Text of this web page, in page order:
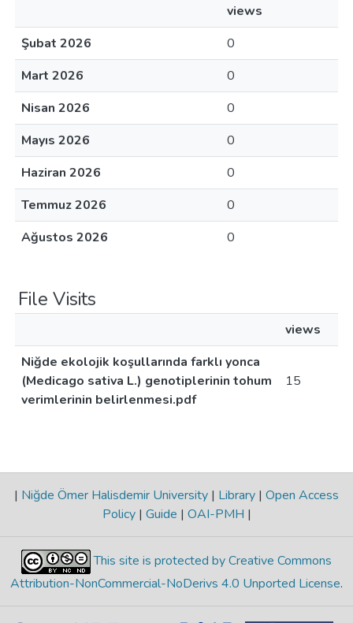
views
Şubat 2026
0
Mart 2026
0
Nisan 2026
0
Mayıs 2026
0
Haziran 2026
0
Temmuz 2026
0
Ağustos 2026
0
File Visits
views
Niğde ekolojik koşullarında farklı yonca
(Medicago sativa L.) genotiplerinin tohum
verimlerinin belirlenmesi.pdf
15
| Niğde Ömer Halisdemir University | Library | Open Access
Policy | Guide | OAI-PMH |
This site is protected by Creative Commons
Attribution-NonCommercial-NoDerivs 4.0 Unported License.